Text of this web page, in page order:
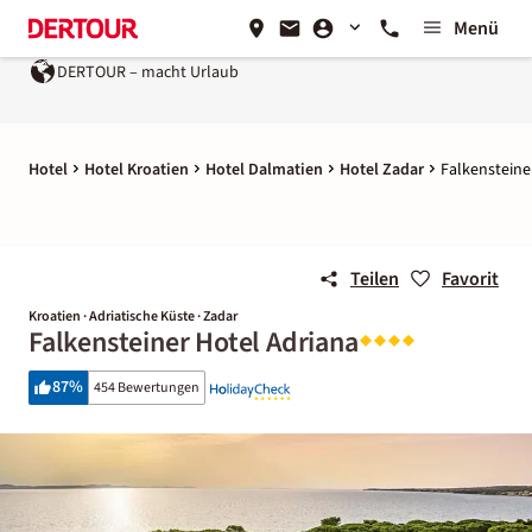
Menü
DERTOUR – macht Urlaub
Hotel Hotel Kroatien Hotel Dalmatien Hotel Zadar
Teilen Favorit
Kroatien · Adriatische Küste · Zadar
Falkensteiner Hotel Adriana
87% 454 Bewertungen